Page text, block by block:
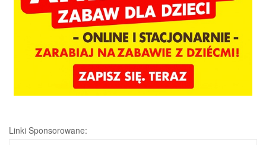
Linki Sponsorowane: